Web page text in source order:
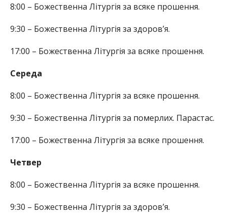
8:00 – Божественна Літургія за всяке прошення.
9:30 – Божественна Літургія за здоров’я.
17:00 – Божественна Літургія за всяке прошення.
Середа
8:00 – Божественна Літургія за всяке прошення.
9:30 – Божественна Літургія за померлих. Парастас.
17:00 – Божественна Літургія за всяке прошення.
Четвер
8:00 – Божественна Літургія за всяке прошення.
9:30 – Божественна Літургія за здоров’я.